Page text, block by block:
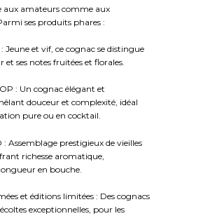
aux amateurs comme aux
ses produits phares :
Jeune et vif, ce cognac se distingue
et ses notes fruitées et florales.
: Un cognac élégant et
douceur et complexité, idéal
pure ou en cocktail.
: Assemblage prestigieux de vieilles
richesse aromatique,
en bouche.
et éditions limitées : Des cognacs
exceptionnelles, pour les